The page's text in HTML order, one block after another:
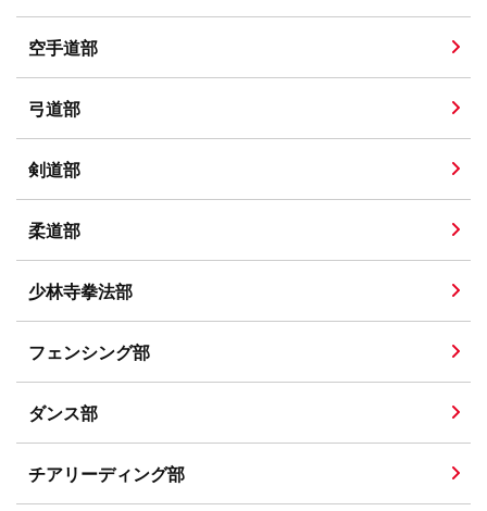
空手道部
弓道部
剣道部
柔道部
少林寺拳法部
フェンシング部
ダンス部
チアリーディング部